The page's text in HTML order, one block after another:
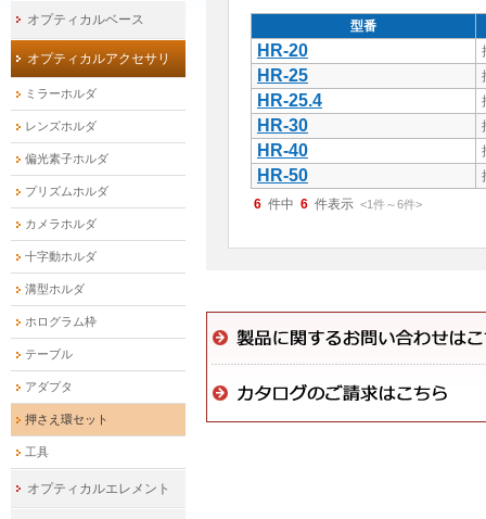
型番
HR-20
HR-25
HR-25.4
HR-30
HR-40
HR-50
6 件中 6 件表示 <1件～6件>
オプティカルベース
オプティカルアクセサリ
ミラーホルダ
レンズホルダ
偏光素子ホルダ
プリズムホルダ
カメラホルダ
十字動ホルダ
溝型ホルダ
ホログラム枠
テーブル
アダプタ
押さえ環セット
工具
オプティカルエレメント